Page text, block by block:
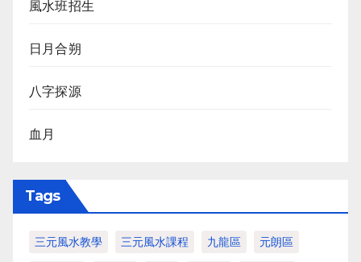
風水班招生
日月合朔
八字探源
血月
Tags
三元風水教學 三元風水課程 九龍區 元朗區